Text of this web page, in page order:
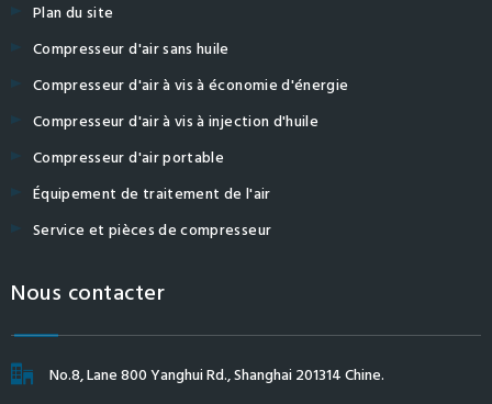
Plan du site
Compresseur d'air sans huile
Compresseur d'air à vis à économie d'énergie
Compresseur d'air à vis à injection d'huile
Compresseur d'air portable
Équipement de traitement de l'air
Service et pièces de compresseur
Nous contacter
No.8, Lane 800 Yanghui Rd., Shanghai 201314 Chine.